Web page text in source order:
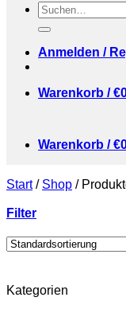
Suchen
nach:
Anmelden /
Warenkorb /€
Warenkorb /€
Start / Shop /
Filter
Kategorien